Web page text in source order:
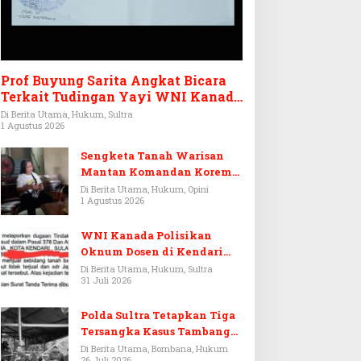
Prof Buyung Sarita Angkat Bicara
Terkait Tudingan Yayi WNI Kanada
Ditagih Utang Rp3,6 Miliar
Di Berita Utama, Hukum, Sultra
1 Agustus 2026
Sengketa Tanah Warisan
Mantan Komandan Korem
143/HO, Ketika Warisan
Menjadi Arena Pemerasan
Di Berita Utama, Hukum, Opini
1 Agustus 2026
WNI Kanada Polisikan
Oknum Dosen di Kendari
Terkait Aset Puluhan Miliar
Di Berita Utama, Hukum, Sultra
31 Juli 2026
Polda Sultra Tetapkan Tiga
Tersangka Kasus Tambang
Emas Ilegal di Bombana
Di Berita Utama, Bombana, Hukum